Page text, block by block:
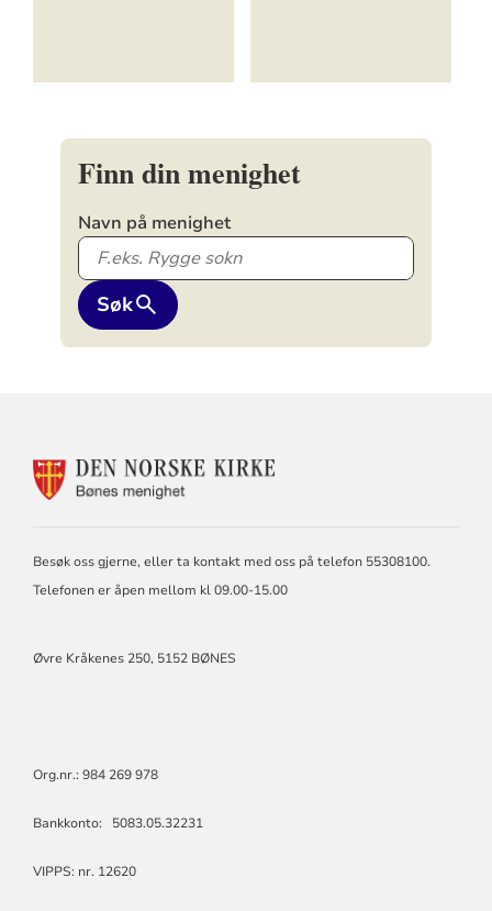
Finn din menighet
Navn på menighet
Søk
KONTAKTINFORMASJON
Besøk oss gjerne, eller ta kontakt med oss på telefon 55308100.
Telefonen er åpen mellom kl 09.00-15.00
Øvre Kråkenes 250, 5152 BØNES
Org.nr.: 984 269 978
Bankkonto: 5083.05.32231
VIPPS: nr. 12620